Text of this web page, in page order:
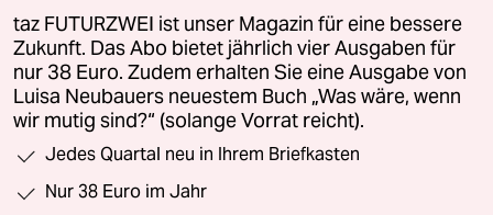
taz FUTURZWEI ist unser Magazin für eine bessere
Zukunft. Das Abo bietet jährlich vier Ausgaben für
nur 38 Euro. Zudem erhalten Sie eine Ausgabe von
Luisa Neubauers neuestem Buch „Was wäre, wenn
wir mutig sind?“ (solange Vorrat reicht).
Jedes Quartal neu in Ihrem Briefkasten
Nur 38 Euro im Jahr